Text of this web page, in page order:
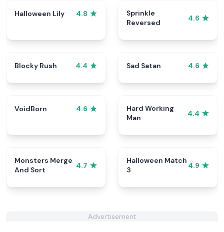
Halloween Lily 4.8
Sprinkle
Reversed
4.6
Blocky Rush 4.4 Sad Satan 4.6
VoidBorn 4.6
Hard Working
Man
4.4
Monsters Merge
And Sort
4.7
Halloween Match
3
4.9
Advertisement